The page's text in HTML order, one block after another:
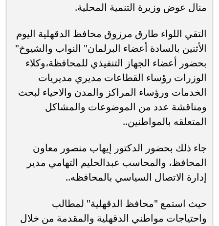
منال عوض وزيرة التنمية المحلية.
التقي اللواء طارق مرزوق محافظ الدقهلية اليوم
الأثنين بالسادة أعضاء البرلمان" النواب والشيوخ"
بحضور أعضاء الجهاز التنفيذي للمحافظة،وكلاء
الوزرات رؤساء القطاعات مديري مديريات
الخدمات ورؤساء المراكز والمدن والاحياء لبحث
ومناقشة عدد من الموضوعات والمشاكل
المتعلقه بالمواطنين..
جاء ذلك بحضور الدكتور إيهاب منصور معاون
المحافظ، والمحاسب عبدالحليم التهامي مدير
إدارة الاتصال السياسي بالمحافظه..
حيث استمع "محافظ الدقهلية" لمطالب
واحتياجات مواطني الدقهلية والمقدمة من خلال